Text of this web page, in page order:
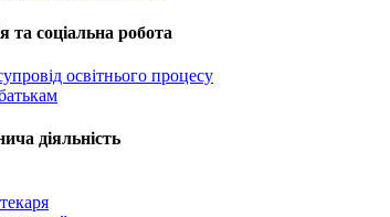
та соціальна робота
освітнього процесу
діяльність